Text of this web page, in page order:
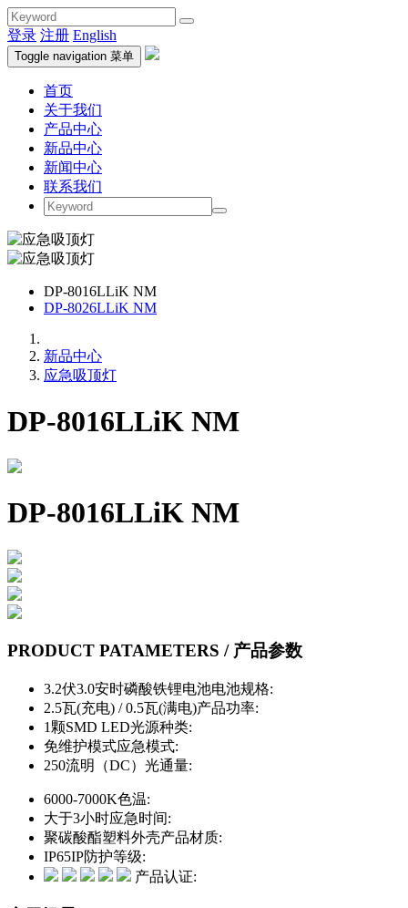
登录 注册 English
Toggle navigation 菜单
首页
关于我们
产品中心
新品中心
新闻中心
联系我们
DP-8016LLiK NM
DP-8026LLiK NM
新品中心
应急吸顶灯
DP-8016LLiK NM
DP-8016LLiK NM
PRODUCT PATAMETERS / 产品参数
3.2伏3.0安时磷酸铁锂电池电池规格:
2.5瓦(充电) / 0.5瓦(满电)产品功率:
1颗SMD LED光源种类:
免维护模式应急模式:
250流明（DC） 光通量:
6000-7000K色温:
大于3小时应急时间:
聚碳酸酯塑料外壳产品材质:
IP65IP防护等级:
产品认证: